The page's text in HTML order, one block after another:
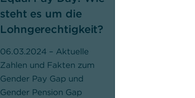
steht es um die
Lohngerechtigkeit?
06.03.2024 – Aktuelle
Zahlen und Fakten zum
Gender Pay Gap und
Gender Pension Gap